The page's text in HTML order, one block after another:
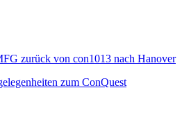
zurück von con1013 nach Hanover
zum ConQuest